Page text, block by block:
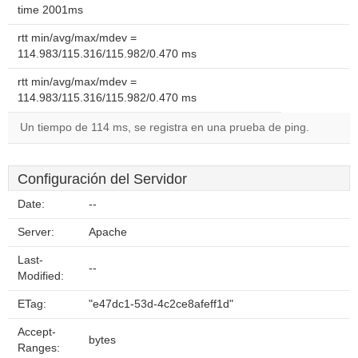
time 2001ms
rtt min/avg/max/mdev =
114.983/115.316/115.982/0.470 ms
rtt min/avg/max/mdev =
114.983/115.316/115.982/0.470 ms
Un tiempo de 114 ms, se registra en una prueba de ping.
Configuración del Servidor
Date: --
Server: Apache
Last-
Modified:
--
ETag: "e47dc1-53d-4c2ce8afeff1d"
Accept-
Ranges:
bytes